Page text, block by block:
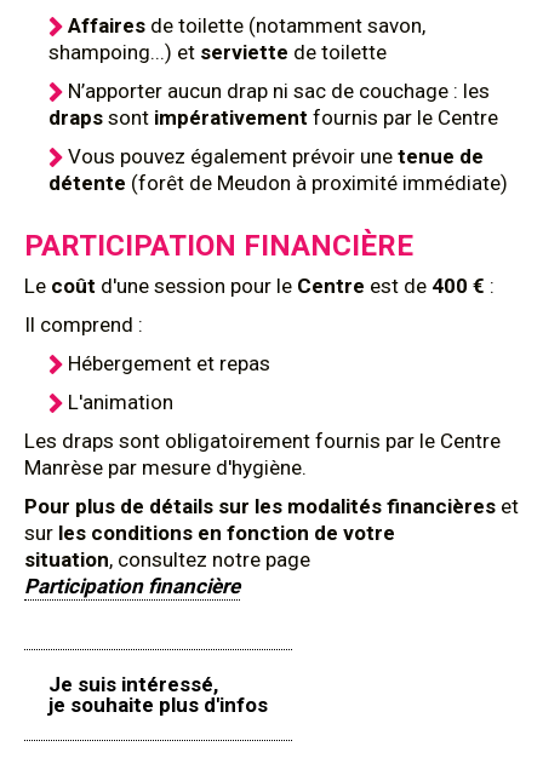
Affaires de toilette (notamment savon,
shampoing...) et serviette de toilette
N’apporter aucun drap ni sac de couchage : les
draps sont impérativement fournis par le Centre
Vous pouvez également prévoir une tenue de
détente (forêt de Meudon à proximité immédiate)
PARTICIPATION FINANCIÈRE
Le coût d'une session pour le Centre est de 400 € :
Il comprend :
Hébergement et repas
L'animation
Les draps sont obligatoirement fournis par le Centre
Manrèse par mesure d'hygiène.
Pour plus de détails sur les modalités financières et
sur les conditions en fonction de votre
situation, consultez notre page
Participation financière
Je suis intéressé,
je souhaite plus d'infos